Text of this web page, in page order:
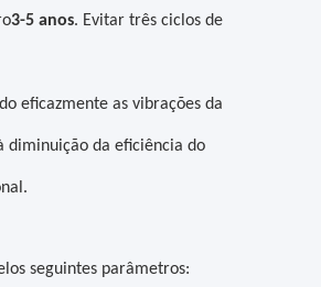
3-5 anos. Evitar três ciclos de
eficazmente as vibrações da
diminuição da eficiência do
seguintes parâmetros: